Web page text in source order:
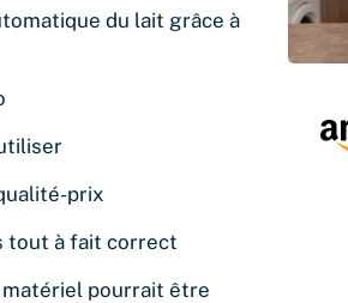
du lait grâce à
prix
tout à fait correct
matériel pourrait être